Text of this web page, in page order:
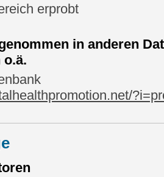
erprobt
in anderen